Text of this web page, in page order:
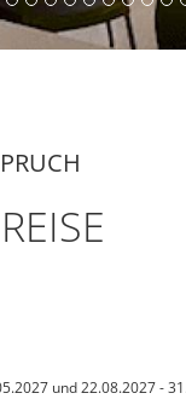
und 22.08.2027 -